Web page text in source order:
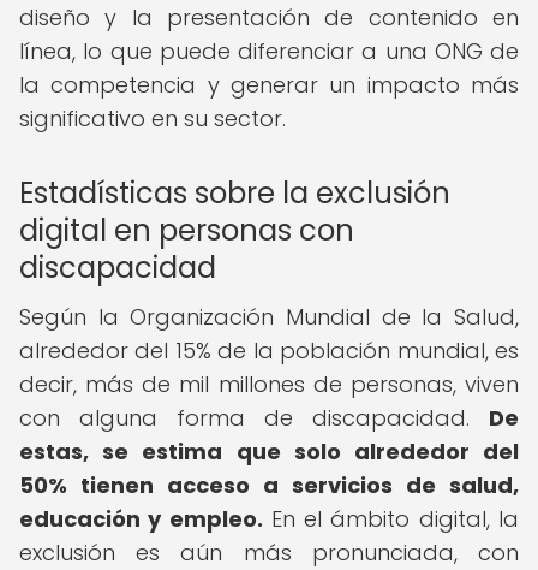
diseño y la presentación de contenido en
línea, lo que puede diferenciar a una ONG de
la competencia y generar un impacto más
significativo en su sector.
Estadísticas sobre la exclusión
digital en personas con
discapacidad
Según la Organización Mundial de la Salud,
alrededor del 15% de la población mundial, es
decir, más de mil millones de personas, viven
con alguna forma de discapacidad. De
estas, se estima que solo alrededor del
50% tienen acceso a servicios de salud,
educación y empleo. En el ámbito digital, la
exclusión es aún más pronunciada, con